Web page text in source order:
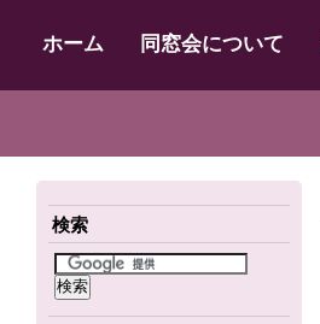
ホーム 同窓会について
検索